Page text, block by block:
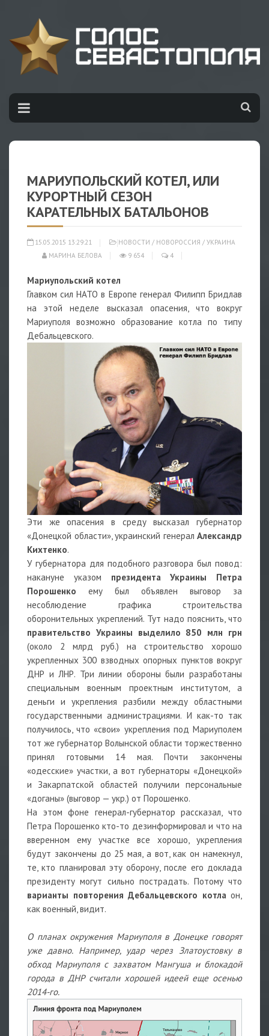
МАРИУПОЛЬСКИЙ КОТЕЛ, ИЛИ
КУРОРТНЫЙ СЕЗОН
КАРАТЕЛЬНЫХ БАТАЛЬОНОВ
15.05.2015 13:29:21 НОВОСТИ / НОВОРОССИЯ / УКРАИНА
МАРИНА БЕЛОВА
9 654 4
Мариупольский котел
Главком сил НАТО в Европе генерал Филипп Бридлав
на этой неделе высказал опасения, что вокруг
Мариуполя возможно образование котла по типу
Дебальцевского.
Эти же опасения в среду высказал губернатор
«Донецкой области», украинский генерал Александр
Кихтенко.
У губернатора для подобного разговора был повод:
накануне указом президента Украины Петра
Порошенко ему был объявлен выговор за
несоблюдение графика строительства
оборонительных укреплений. Тут надо пояснить, что
правительство Украины выделило 850 млн грн
(около 2 млрд руб.) на строительство хорошо
укрепленных 300 взводных опорных пунктов вокруг
ДНР и ЛНР. Три линии обороны были разработаны
специальным военным проектным институтом, а
деньги и укрепления разбили между областными
государственными администрациями. И как-то так
получилось, что «свои» укрепления под Мариуполем
тот же губернатор Волынской области торжественно
принял готовыми 14 мая. Почти закончены
«одесские» участки, а вот губернаторы «Донецкой»
и Закарпатской областей получили персональные
«доганы» (выговор — укр.) от Порошенко.
На этом фоне генерал-губернатор рассказал, что
Петра Порошенко кто-то дезинформировал и что на
вверенном ему участке все хорошо, укрепления
будут закончены до 25 мая, а вот, как он намекнул,
те, кто планировал эту оборону, после его доклада
президенту могут сильно пострадать. Потому что
варианты повторения Дебальцевского котла он,
как военный, видит.
О планах окружения Мариуполя в Донецке говорят
уже давно. Например, удар через Златоустовку в
обход Мариуполя с захватом Мангуша и блокадой
города в ДНР считали хорошей идеей еще осенью
2014-го.